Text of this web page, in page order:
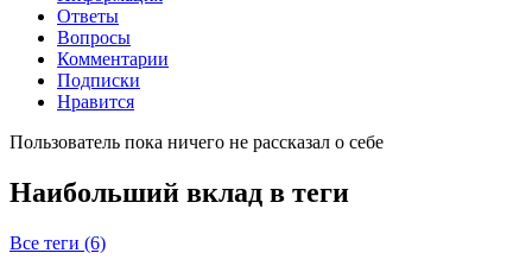
Ответы
Вопросы
Комментарии
Подписки
Нравится
Пользователь пока ничего не рассказал о себе
Наибольший вклад в теги
Все теги (6)